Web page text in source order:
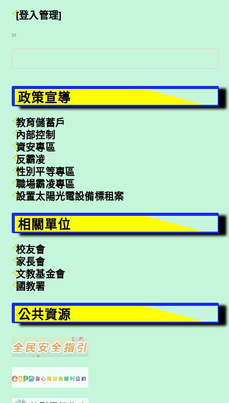
[登入管理]
:::
搜
尋
政策宣導
教育儲蓄戶
內部控制
資安專區
反霸凌
性別平等專區
職場霸凌專區
設置太陽光電設備標租案
相關單位
校友會
家長會
文教基金會
國教署
公共資源